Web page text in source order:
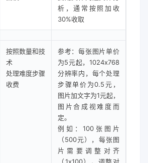
析，通常按照加收
30%收取
按照数量和技
术
处理难度步骤
收费
参考：每张图片单价
为5元起，1024x768
分辨率内，每个处理
步骤单价为0.5元，
图片加文字为1元起，
图片合成视难度而
定。
例如：100张图片
（500元），每张图
片需要调整对齐